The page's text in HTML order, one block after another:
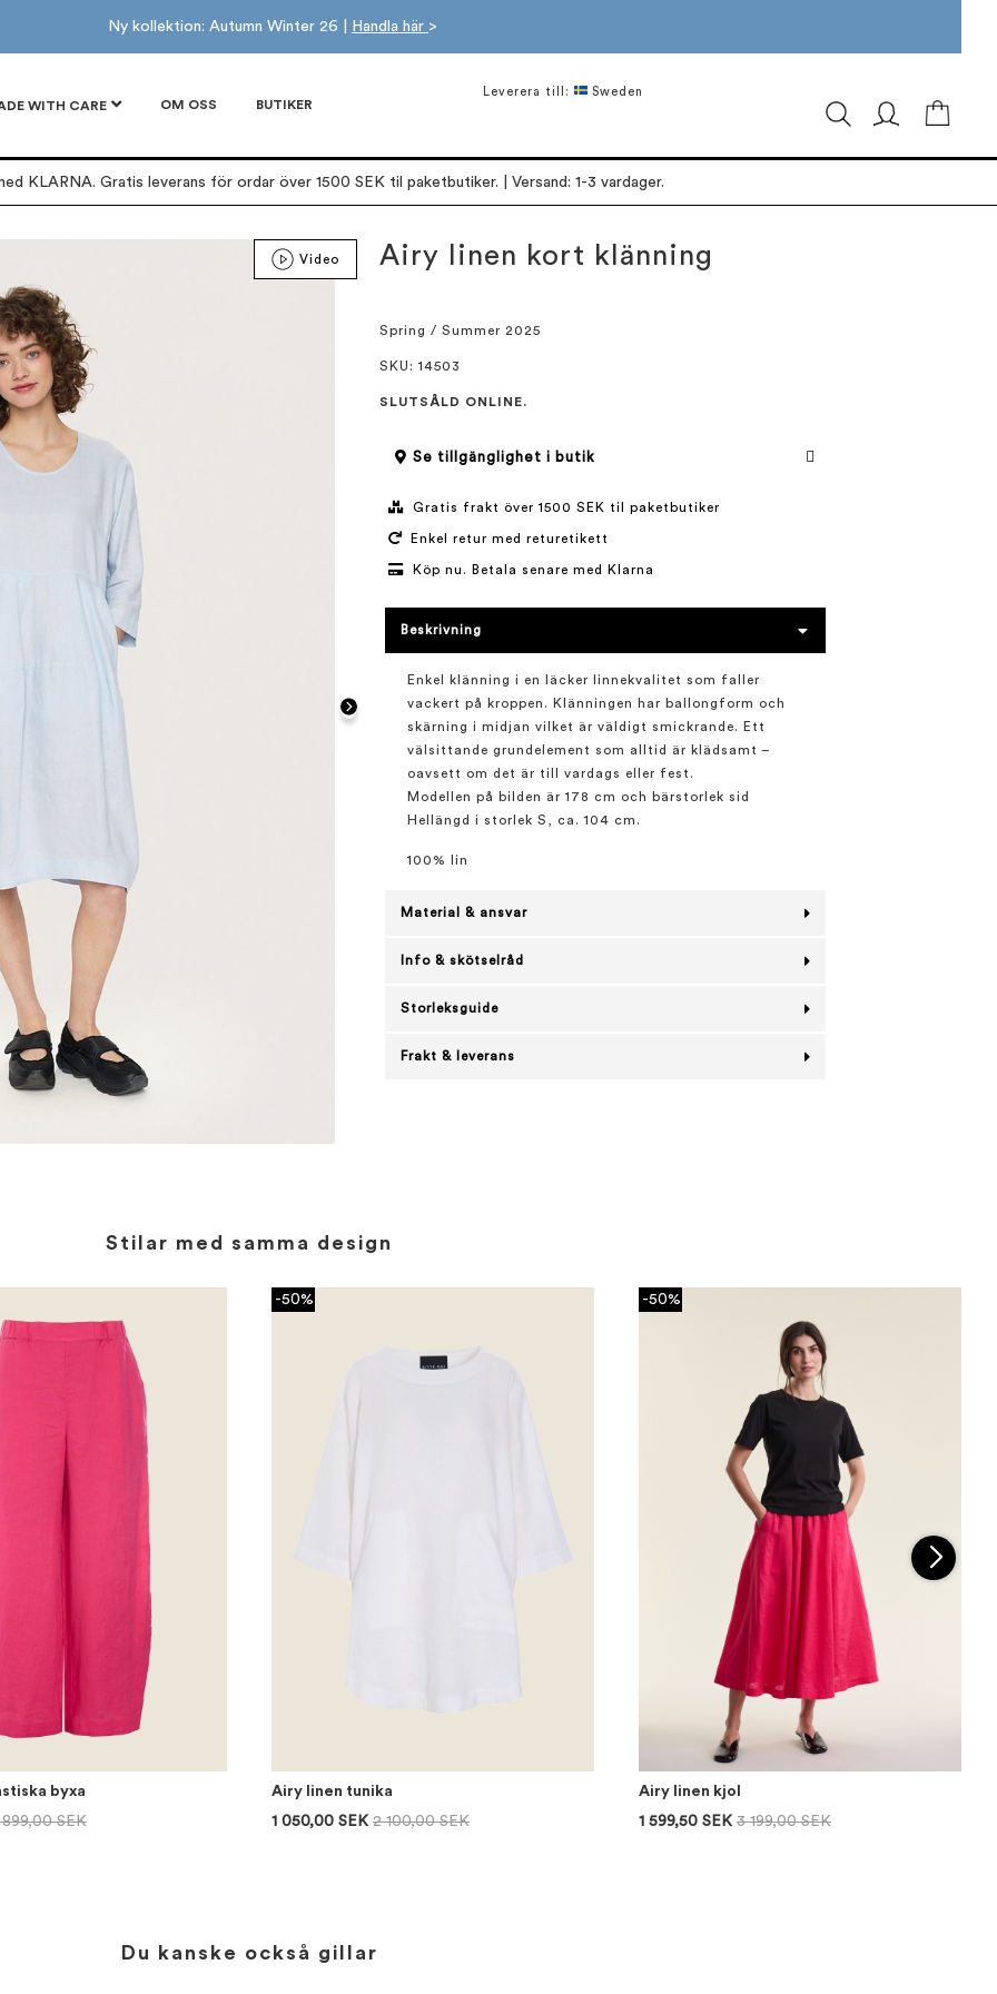
Ny kollektion: Autumn Winter 26 | Handla här >
WITH CARE OM OSS BUTIKER
Leverera till: Sweden
KLARNA. Gratis leverans för ordar över 1500 SEK til paketbutiker. | Versand: 1-3 vardager.
Video Airy linen kort klänning
Spring / Summer 2025
SKU : 14503
SLUTSÅLD ONLINE.
Se tillgänglighet i butik
Gratis frakt över 1500 SEK til paketbutiker
Enkel retur med returetikett
Köp nu. Betala senare med Klarna
Beskrivning
Enkel klänning i en läcker linnekvalitet som faller
vackert på kroppen. Klänningen har ballongform och
skärning i midjan vilket är väldigt smickrande. Ett
välsittande grundelement som alltid är klädsamt –
oavsett om det är till vardags eller fest.
Modellen på bilden är 178 cm och bärstorlek sid
Hellängd i storlek S, ca. 104 cm.
100% lin
Material & ansvar
Info & skötselråd
Storleksguide
Frakt & leverans
Stilar med samma design
byxa
899,00 SEK
-50%
Airy linen tunika
1 050,00 SEK 2 100,00 SEK
-50%
Airy linen kjol
1 599,50 SEK 3 199,00 SEK
Du kanske också gillar